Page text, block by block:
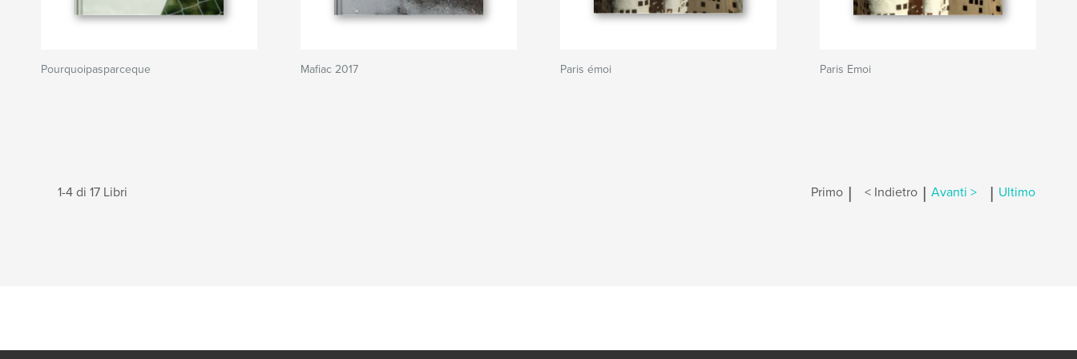
Pourquoipasparceque Mafiac 2017 Paris émoi Paris Emoi
1-4 di 17 Libri Primo | < Indietro | Avanti > | Ultimo